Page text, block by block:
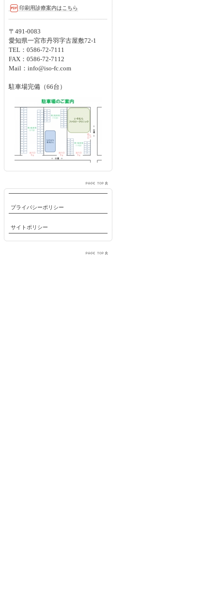
印刷用診療案内はこちら
〒491-0083
愛知県一宮市丹羽字古屋敷72-1
TEL：0586-72-7111
FAX：0586-72-7112
Mail：info@iso-fc.com
駐車場完備（66台）
プライバシーポリシー
サイトポリシー